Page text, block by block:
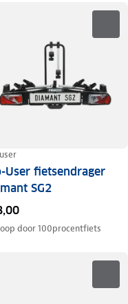
User fietsendrager
SG2
door100procentfiets